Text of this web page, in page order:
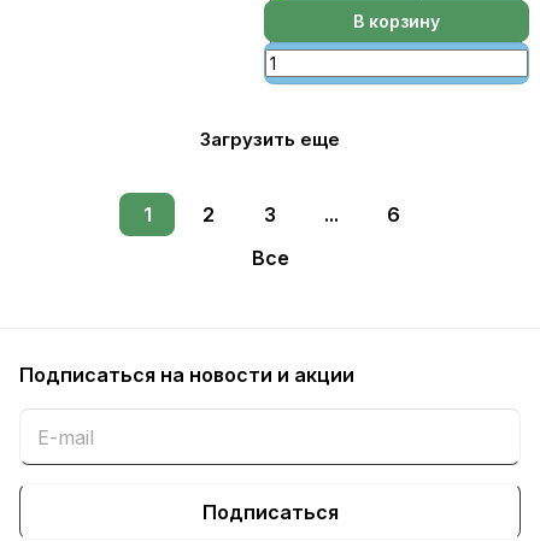
В корзину
Загрузить еще
1 2 3 ...
6
Все
Подписаться на новости и акции
Подписаться